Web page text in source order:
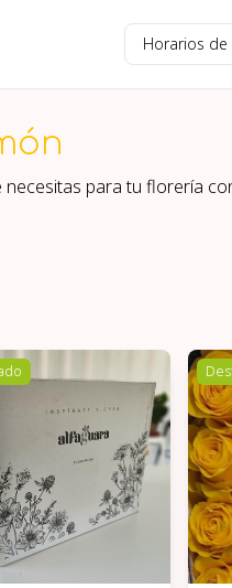
Horarios
para tu florería